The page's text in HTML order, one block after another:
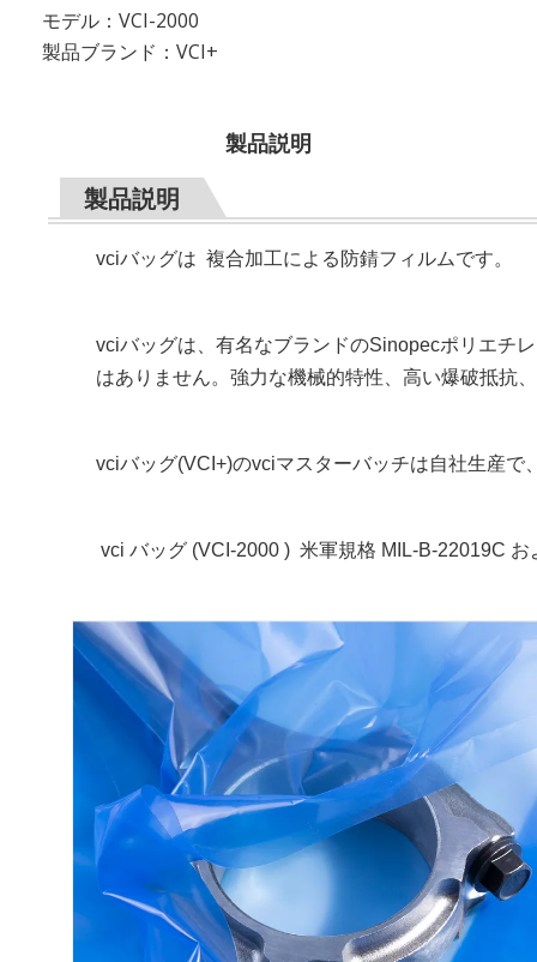
モデル： VCI-2000
製品ブランド： VCI+
製品説明
製品説明
vciバッグは 複合加工による防錆フィルムです。
vciバッグは、有名なブランドのSinopecポリエチ
はありません。強力な機械的特性、高い爆破抵抗
vciバッグ(VCI+)のvciマスターバッチは自社生産で
vci バッグ (VCI-2000 ) 米軍規格 MIL-B-22019C